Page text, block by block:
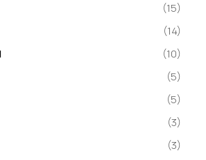
(15)
(14)
(10)
(5)
(5)
(3)
(3)